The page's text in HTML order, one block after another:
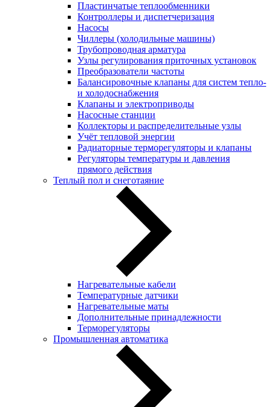
Пластинчатые теплообменники
Контроллеры и диспетчеризация
Насосы
Чиллеры (холодильные машины)
Трубопроводная арматура
Узлы регулирования приточных установок
Преобразователи частоты
Балансировочные клапаны для систем тепло-
и холодоснабжения
Клапаны и электроприводы
Насосные станции
Коллекторы и распределительные узлы
Учёт тепловой энергии
Радиаторные терморегуляторы и клапаны
Регуляторы температуры и давления
прямого действия
Теплый пол и снеготаяние
Нагревательные кабели
Температурные датчики
Нагревательные маты
Дополнительные принадлежности
Терморегуляторы
Промышленная автоматика